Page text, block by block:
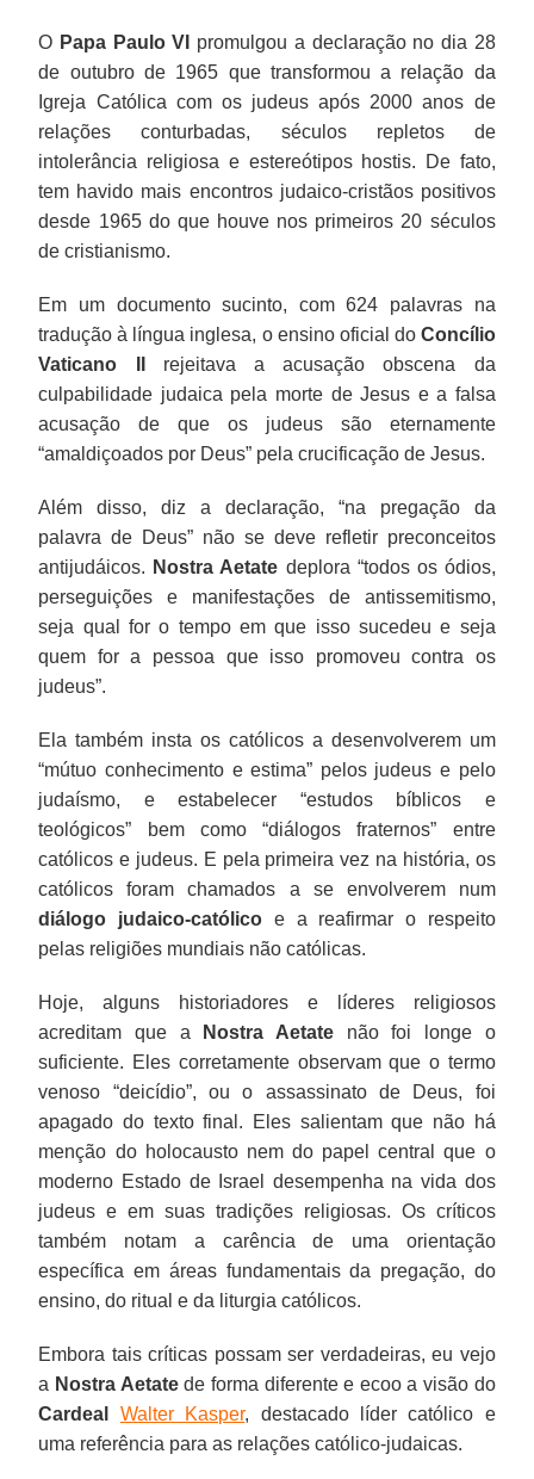
O Papa Paulo VI
promulgou a declaração no dia 28
de outubro de 1965 que transformou a relação da
Igreja Católica com os judeus após 2000 anos de
relações conturbadas, séculos repletos de
intolerância religiosa e estereótipos hostis. De fato,
tem havido mais encontros judaico-cristãos positivos
desde 1965 do que houve nos primeiros 20 séculos
de cristianismo.
Em um documento sucinto, com 624 palavras na
tradução à língua inglesa, o ensino oficial do Concílio
Vaticano II
rejeitava a acusação obscena da
culpabilidade judaica pela morte de Jesus e a falsa
acusação de que os judeus são eternamente
“amaldiçoados por Deus” pela crucificação de Jesus.
Além disso, diz a declaração, “na pregação da
palavra de Deus” não se deve refletir preconceitos
antijudáicos. Nostra Aetate deplora “todos os ódios,
perseguições e manifestações de antissemitismo,
seja qual for o tempo em que isso sucedeu e seja
quem for a pessoa que isso promoveu contra os
judeus”.
Ela também insta os católicos a desenvolverem um
“mútuo conhecimento e estima” pelos judeus e pelo
judaísmo, e estabelecer “estudos bíblicos e
teológicos” bem como “diálogos fraternos” entre
católicos e judeus. E pela primeira vez na história, os
católicos foram chamados a se envolverem num
diálogo judaico-católico e a reafirmar o respeito
pelas religiões mundiais não católicas.
Hoje, alguns historiadores e líderes religiosos
acreditam que a
Nostra Aetate não foi longe o
suficiente. Eles corretamente observam que o termo
venoso “deicídio”, ou o assassinato de Deus, foi
apagado do texto final. Eles salientam que não há
menção do holocausto nem do papel central que o
moderno Estado de Israel desempenha na vida dos
judeus e em suas tradições religiosas. Os críticos
também notam a carência de uma orientação
específica em áreas fundamentais da pregação, do
ensino, do ritual e da liturgia católicos.
Embora tais críticas possam ser verdadeiras, eu vejo
a Nostra Aetatede forma diferente e ecoo a visão do
Cardeal Walter Kasper, destacado líder católico e
uma referência para as relações católico-judaicas.